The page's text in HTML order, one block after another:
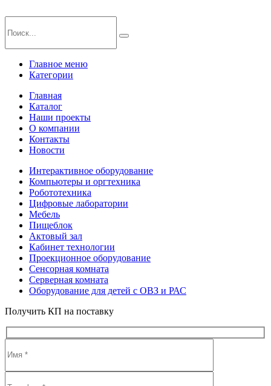
Главное меню
Категории
Главная
Каталог
Наши проекты
О компании
Контакты
Новости
Интерактивное оборудование
Компьютеры и оргтехника
Робототехника
Цифровые лаборатории
Мебель
Пищеблок
Актовый зал
Кабинет технологии
Проекционное оборудование
Сенсорная комната
Серверная комната
Оборудование для детей с ОВЗ и РАС
Получить КП на поставку